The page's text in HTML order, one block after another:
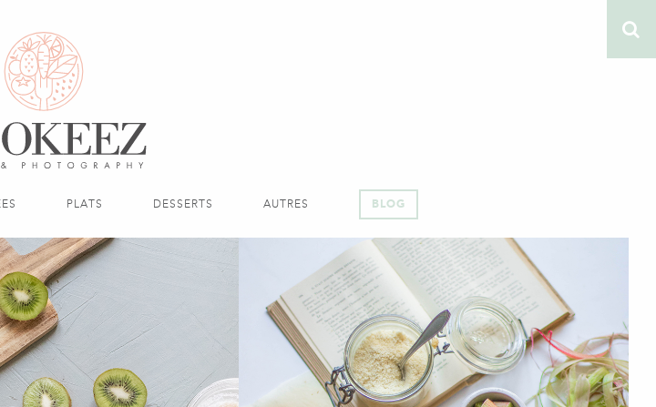
PLATS DESSERTS AUTRES BLOG